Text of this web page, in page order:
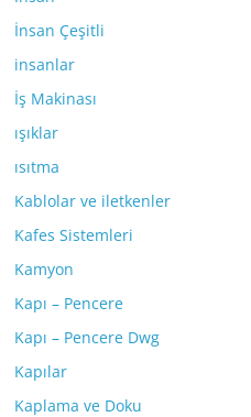
İnsan Çeşitli
insanlar
İş Makinası
ışıklar
ısıtma
Kablolar ve iletkenler
Kafes Sistemleri
Kamyon
Kapı – Pencere
Kapı – Pencere Dwg
Kapılar
Kaplama ve Doku